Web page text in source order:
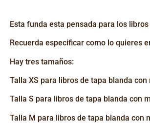
Esta funda esta pensada para los
Recuerda especificar como lo quieres
Hay tres tamaños:
Talla XS para libros de tapa blanda
Talla S para libros de tapa blanda con
Talla M para libros de tapa blanda con